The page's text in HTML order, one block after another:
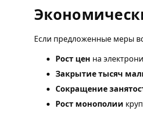
Если предложенные меры
Рост цен на
Закрытие тысяч
Сокращение
Рост монополии